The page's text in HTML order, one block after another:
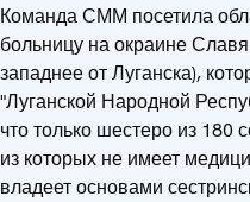
Команда СММ посетила
больницу на окраине
западнее от Луганска),
"Луганской Народной
что только шестеро из 180
из которых не имеет
владеет основами